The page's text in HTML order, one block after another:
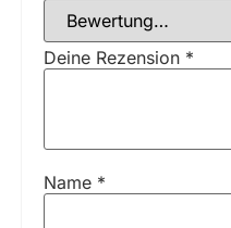
Deine Rezension *
Name *